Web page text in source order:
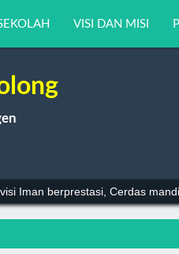
VISI DAN MISI
Iman berprestasi, Cerdas